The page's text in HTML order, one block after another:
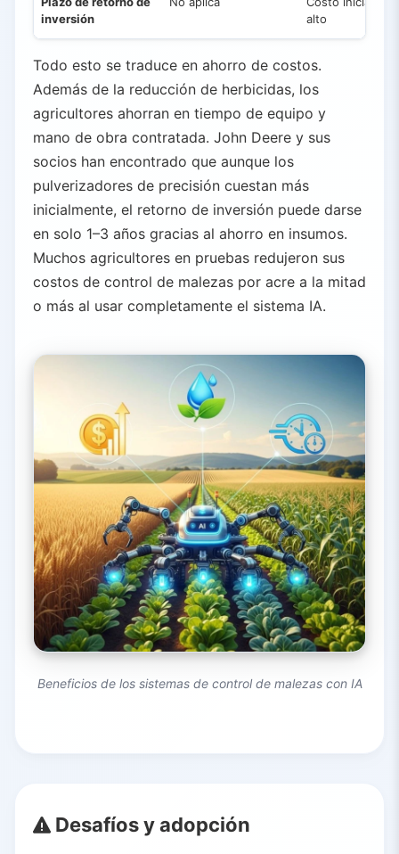
inversión
alto
Todo esto se traduce en ahorro de costos.
Además de la reducción de herbicidas, los
agricultores ahorran en tiempo de equipo y
mano de obra contratada. John Deere y sus
socios han encontrado que aunque los
pulverizadores de precisión cuestan más
inicialmente, el retorno de inversión puede darse
en solo 1–3 años gracias al ahorro en insumos.
Muchos agricultores en pruebas redujeron sus
costos de control de malezas por acre a la mitad
o más al usar completamente el sistema IA.
Beneficios de los sistemas de control de malezas con IA
Desafíos y adopción